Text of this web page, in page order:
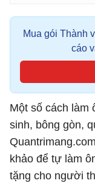
Mua gói Thành
cáo
Một số cách làm
sinh, bông gòn,
khảo để tự làm
tặng cho người